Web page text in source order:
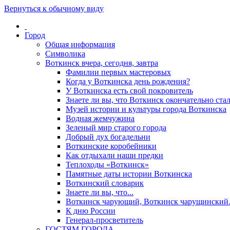
Вернуться к обычному виду
Город
Общая информация
Символика
Воткинск вчера, сегодня, завтра
Фамилии первых мастеровых
Когда у Воткинска день рождения?
У Воткинска есть свой покровитель
Знаете ли вы, что Воткинск окончательно
Музей истории и культуры города Воткинска
Водная жемчужина
Зеленый мир старого города
Добрый дух богадельни
Воткинские коробейники
Как отдыхали наши предки
Теплоходы «Воткинск»
Памятные даты истории Воткинска
Воткинский словарик
Знаете ли вы, что...
Воткинск чарующий, Воткинск
К дню России
Генерал-просветитель